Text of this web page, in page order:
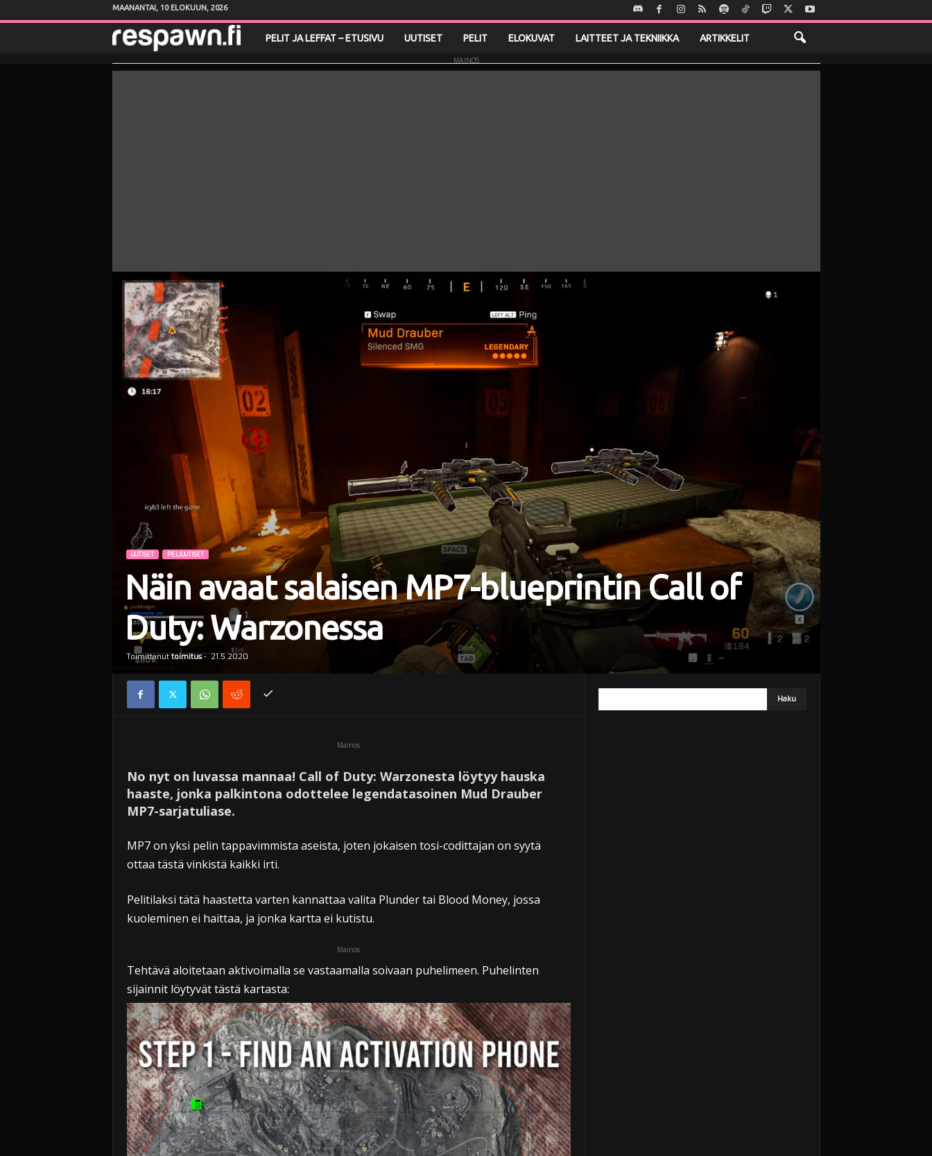
MAANANTAI, 10 ELOKUUN, 2026
e
PELIT JA LEFFAT – ETUSIVU UUTISET PELIT ELOKUVAT LAITTEET JA TEKNIIKKA ARTIKKELIT
MAINOS
UUTISET PELIUUTISET
Näin avaat salaisen MP7-blueprintin Call of
Duty: Warzonessa
Toimittanut toimitus- 21.5.2020
Mainos
No nyt on luvassa mannaa! Call of Duty: Warzonesta löytyy hauska
haaste, jonka palkintona odottelee legendatasoinen Mud Drauber
MP7-sarjatuliase.
MP7 on yksi pelin tappavimmista aseista, joten jokaisen tosi-codittajan on syytä
ottaa tästä vinkistä kaikki irti.
Pelitilaksi tätä haastetta varten kannattaa valita Plunder tai Blood Money, jossa
kuoleminen ei haittaa, ja jonka kartta ei kutistu.
Mainos
Tehtävä aloitetaan aktivoimalla se vastaamalla soivaan puhelimeen. Puhelinten
sijainnit löytyvät tästä kartasta: